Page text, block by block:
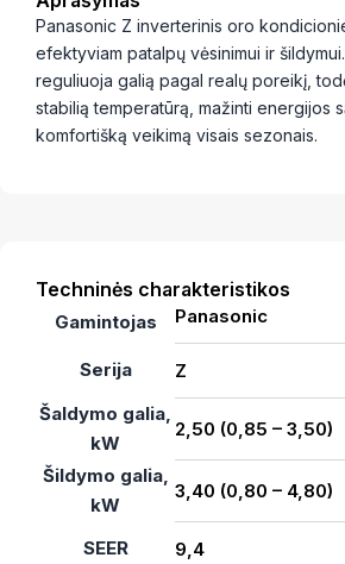
Panasonic Z inverterinis oro
efektyviam patalpų vėsinimui ir
reguliuoja galią pagal realų poreikį,
stabilią temperatūrą, mažinti energijos
komfortišką veikimą visais sezonais.
Techninės charakteristikos
Gamintojas Panasonic
Serija
Z
Šaldymo galia,
kW
2,50 (0,85 – 3,50)
Šildymo galia,
kW
3,40 (0,80 – 4,80)
SEER 9,4